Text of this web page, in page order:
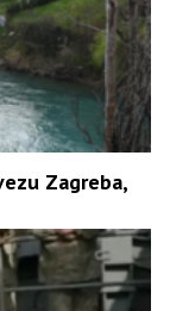
Zagreba,